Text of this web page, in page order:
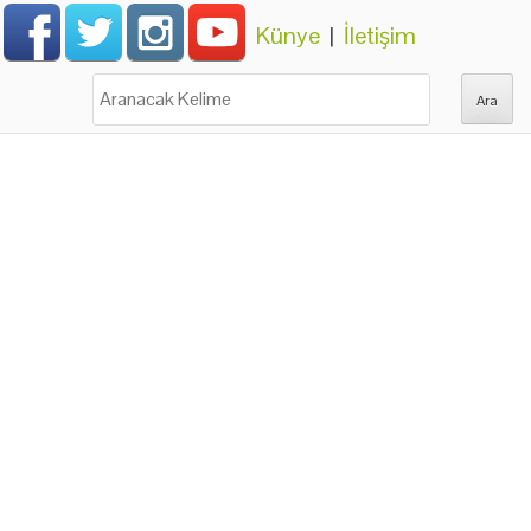
Künye | İletişim